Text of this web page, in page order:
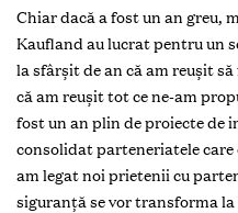
Chiar dacă a fost un an greu,
Kaufland au lucrat pentru un
la sfârșit de an că am reușit
că am reușit tot ce ne-am
fost un an plin de proiecte de
consolidat parteneriatele
am legat noi prietenii cu
siguranță se vor transforma